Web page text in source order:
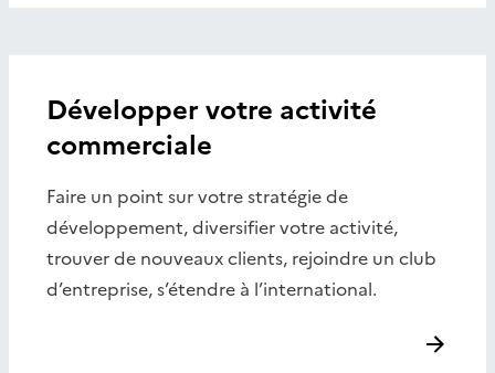
Développer votre activité
commerciale
Faire un point sur votre stratégie de
développement, diversifier votre activité,
trouver de nouveaux clients, rejoindre un club
d’entreprise, s’étendre à l’international.